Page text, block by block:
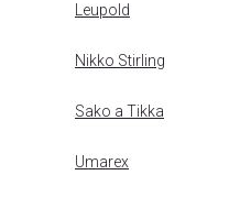
Leupold
Nikko Stirling
Sako a Tikka
Umarex